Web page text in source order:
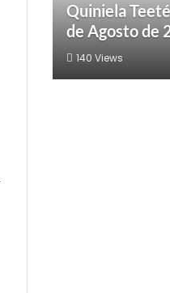
Quiniela
de Agosto de
140 Views